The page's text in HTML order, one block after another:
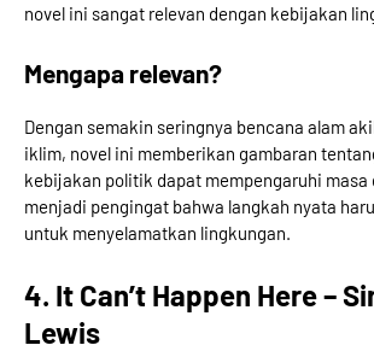
novel ini sangat relevan dengan kebijakan
Mengapa relevan?
Dengan semakin seringnya bencana alam
iklim, novel ini memberikan gambaran
kebijakan politik dapat mempengaruhi masa
menjadi pengingat bahwa langkah nyata
untuk menyelamatkan lingkungan.
4. It Can’t Happen Here –
Lewis